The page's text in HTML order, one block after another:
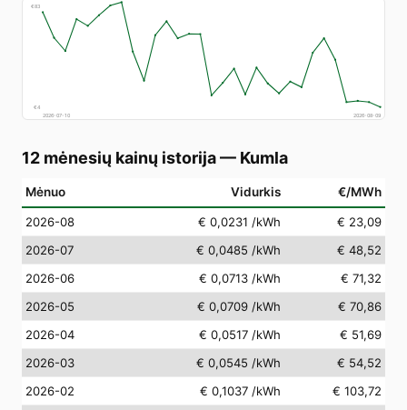
€83
€4
2026-07-10
2026-08-09
12 mėnesių kainų istorija— Kumla
Mėnuo Vidurkis €/MWh
2026-08 € 0,0231 /kWh
€ 23,09
2026-07
€ 0,0485 /kWh
€ 48,52
2026-06
€ 0,0713 /kWh
€ 71,32
2026-05
€ 0,0709 /kWh
€ 70,86
2026-04
€ 0,0517 /kWh
€ 51,69
2026-03
€ 0,0545 /kWh
€ 54,52
2026-02
€ 0,1037 /kWh
€ 103,72